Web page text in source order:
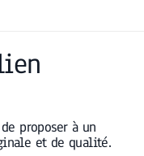
proposer à un
et de qualité.